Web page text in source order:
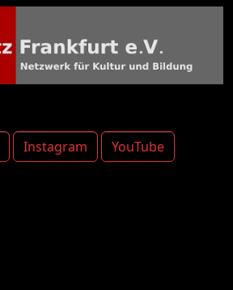
Instagram YouTube